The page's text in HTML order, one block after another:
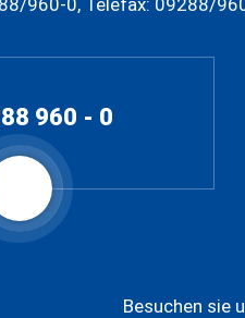
960-0, Telefax: 09288/
960 - 0
Besuchen sie